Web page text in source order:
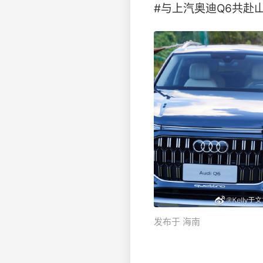
#与上汽奥迪Q6共赴
发布于 海南